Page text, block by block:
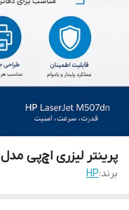
پرینتر لیزری اچ‌پی مدل M507dn استوک
برند:HP